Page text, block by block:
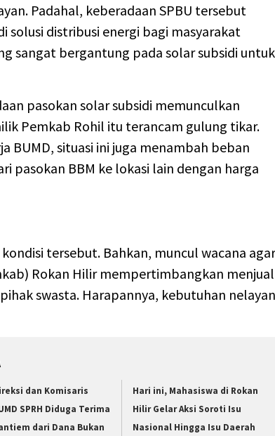
Padahal, keberadaan SPBU tersebut
solusi distribusi energi bagi masyarakat
sangat bergantung pada solar subsidi untuk
pasokan solar subsidi memunculkan
Pemkab Rohil itu terancam gulung tikar.
BUMD, situasi ini juga menambah beban
pasokan BBM ke lokasi lain dengan harga
tersebut. Bahkan, muncul wacana agar
Rokan Hilir mempertimbangkan menjual
swasta. Harapannya, kebutuhan nelayan
dan Komisaris
SPRH Diduga Terima
dari Dana Bukan
Hari ini, Mahasiswa di Rokan
Hilir Gelar Aksi Soroti Isu
Nasional Hingga Isu Daerah